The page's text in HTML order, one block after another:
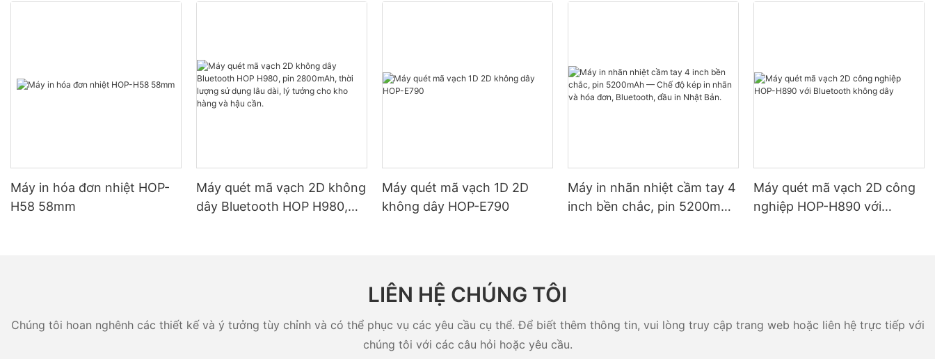
Máy in hóa đơn nhiệt HOP-
H58 58mm
Máy quét mã vạch 2D không
dây Bluetooth HOP H980,
Máy quét mã vạch 1D 2D
không dây HOP-E790
Máy in nhãn nhiệt cầm tay 4
inch bền chắc, pin 5200mAh
Máy quét mã vạch 2D công
nghiệp HOP-H890 với
LIÊN HỆ CHÚNG TÔI
Chúng tôi hoan nghênh các thiết kế và ý tưởng tùy chỉnh và có thể phục vụ các yêu cầu cụ thể. Để biết thêm thông tin, vui lòng truy cập trang web hoặc liên hệ trực tiếp với
chúng tôi với các câu hỏi hoặc yêu cầu.